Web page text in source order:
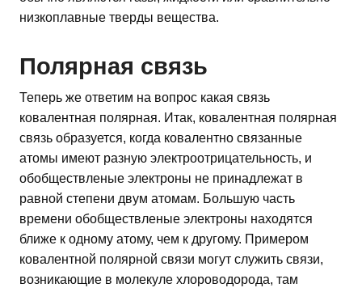
низкоплавные тверды вещества.
Полярная связь
Теперь же ответим на вопрос какая связь
ковалентная полярная. Итак, ковалентная полярная
связь образуется, когда ковалентно связанные
атомы имеют разную электроотрицательность, и
обобществленые электроны не принадлежат в
равной степени двум атомам. Большую часть
времени обобществленые электроны находятся
ближе к одному атому, чем к другому. Примером
ковалентной полярной связи могут служить связи,
возникающие в молекуле хлороводорода, там